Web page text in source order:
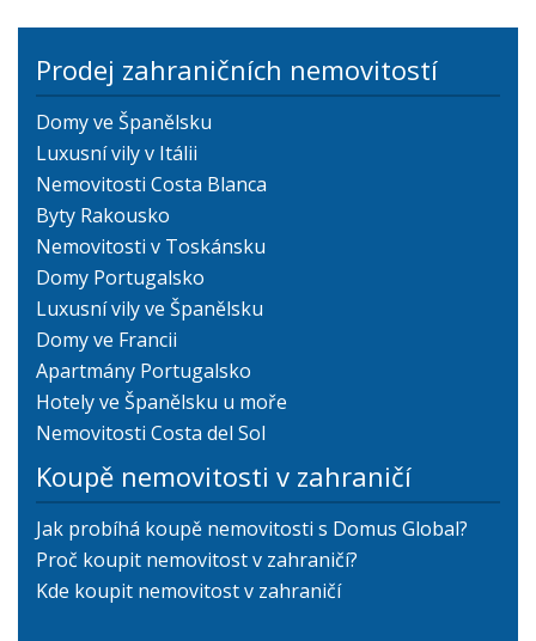
Prodej zahraničních nemovitostí
Domy ve Španělsku
Luxusní vily v Itálii
Nemovitosti Costa Blanca
Byty Rakousko
Nemovitosti v Toskánsku
Domy Portugalsko
Luxusní vily ve Španělsku
Domy ve Francii
Apartmány Portugalsko
Hotely ve Španělsku u moře
Nemovitosti Costa del Sol
Koupě nemovitosti v zahraničí
Jak probíhá koupě nemovitosti s Domus Global?
Proč koupit nemovitost v zahraničí?
Kde koupit nemovitost v zahraničí